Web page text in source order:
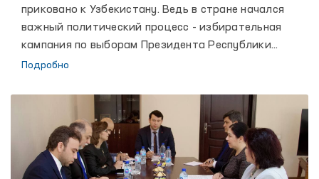
приковано к Узбекистану. Ведь в стране начался
важный политический процесс - избирательная
кампания по выборам Президента Республики
Узбекистан. С этим политическим событием тесно
имеющие право голоса избиратели должны
проголосовать за кандидата по своему выбору без
какого-либо влияния или давления, ознакомившись
с предвыборной программой кандидатов.
Подробно